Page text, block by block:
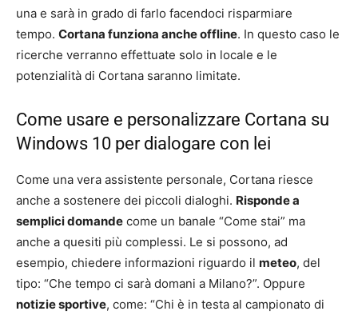
una e sarà in grado di farlo facendoci risparmiare
tempo. Cortana funziona anche offline. In questo caso le
ricerche verranno effettuate solo in locale e le
potenzialità di Cortana saranno limitate.
Come usare e personalizzare Cortana su
Windows 10 per dialogare con lei
Come una vera assistente personale, Cortana riesce
anche a sostenere dei piccoli dialoghi. Risponde a
semplici domande come un banale “Come stai” ma
anche a quesiti più complessi. Le si possono, ad
esempio, chiedere informazioni riguardo il meteo, del
tipo: “Che tempo ci sarà domani a Milano?”. Oppure
notizie sportive, come: “Chi è in testa al campionato di